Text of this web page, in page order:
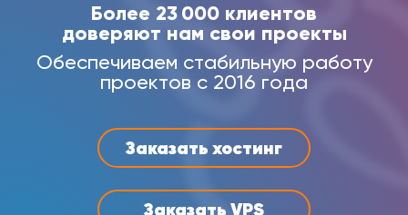
Заказать хостинг
Заказать VPS
Более 23 000 клиентов
доверяют нам свои проекты
Обеспечиваем стабильную работу
проектов с 2016 года